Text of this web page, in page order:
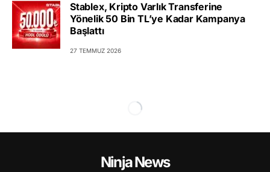
Stablex, Kripto Varlık Transferine
Yönelik 50 Bin TL’ye Kadar Kampanya
Başlattı
27 TEMMUZ 2026
Ninja News